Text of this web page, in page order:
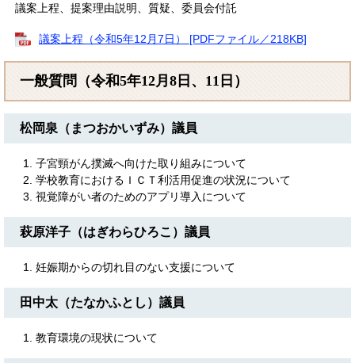
議案上程、提案理由説明、質疑、委員会付託
議案上程（令和5年12月7日） [PDFファイル／218KB]
一般質問（令和5年12月8日、11日）
松岡泉（まつおかいずみ）議員
子宮頸がん撲滅へ向けた取り組みについて
学校教育におけるＩＣＴ利活用促進の状況について
視覚障がい者のためのアプリ導入について
萩原洋子（はぎわらひろこ）議員
妊娠期からの切れ目のない支援について
田中太（たなかふとし）議員
教育環境の現状について